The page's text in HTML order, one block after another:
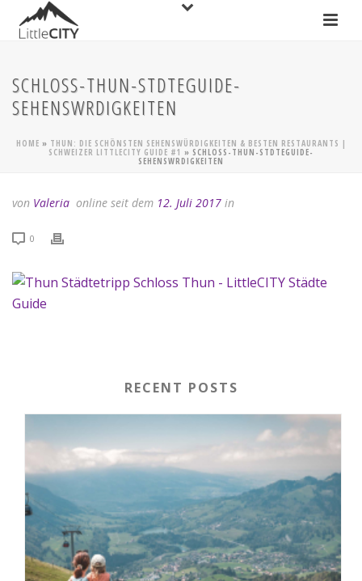
SCHLOSS-THUN-STDTEGUIDE-
SEHENSWRDIGKEITEN
HOME » THUN: DIE SCHÖNSTEN SEHENSWÜRDIGKEITEN & BESTEN RESTAURANTS |
SCHWEIZER LITTLECITY GUIDE #1 » SCHLOSS-THUN-STDTEGUIDE-
SEHENSWRDIGKEITEN
von Valeria online seit dem 12. Juli 2017 in
0
RECENT POSTS